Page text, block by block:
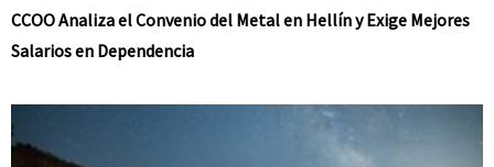
CCOO Analiza el Convenio del Metal en Hellín y Exige Mejores
Salarios en Dependencia